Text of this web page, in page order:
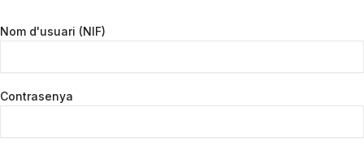
Nom d'usuari (NIF)
Contrasenya